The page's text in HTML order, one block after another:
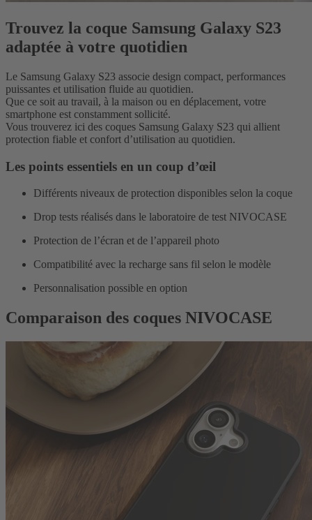
Trouvez la coque Samsung Galaxy S23
adaptée à votre quotidien
Le Samsung Galaxy S23 associe design compact, performances
puissantes et utilisation fluide au quotidien.
Que ce soit au travail, à la maison ou en déplacement, votre
smartphone est constamment sollicité.
Vous trouverez ici des coques Samsung Galaxy S23 qui allient
protection fiable et confort d’utilisation au quotidien.
Les points essentiels en un coup d’œil
Différents niveaux de protection disponibles selon la coque
Drop tests réalisés dans le laboratoire de test NIVOCASE
Protection de l’écran et de l’appareil photo
Compatibilité avec la recharge sans fil selon le modèle
Personnalisation possible en option
Comparaison des coques NIVOCASE